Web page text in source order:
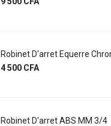
Robinet D'arret Equerre
Prix
4 500 CFA
Robinet D'arret ABS MM 3/4